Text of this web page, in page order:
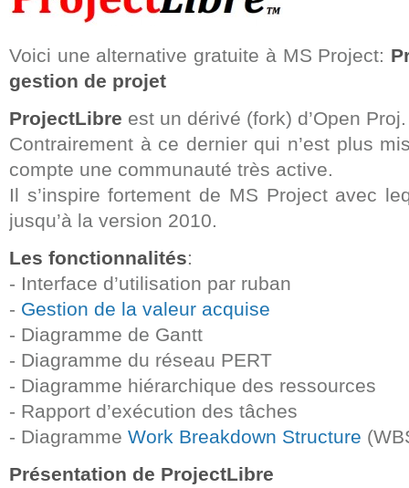
Voici une alternative gratuite à MS Project:
gestion de projet
ProjectLibre est un dérivé (fork) d’Open Proj.
Contrairement à ce dernier qui n’est plus
compte une communauté très active.
Il s’inspire fortement de MS Project avec
jusqu’à la version 2010.
Les fonctionnalités:
- Interface d’utilisation par ruban
- Gestion de la valeur acquise
- Diagramme de Gantt
- Diagramme du réseau PERT
- Diagramme hiérarchique des ressources
- Rapport d’exécution des tâches
- Diagramme Work Breakdown Structure
Présentation de ProjectLibre